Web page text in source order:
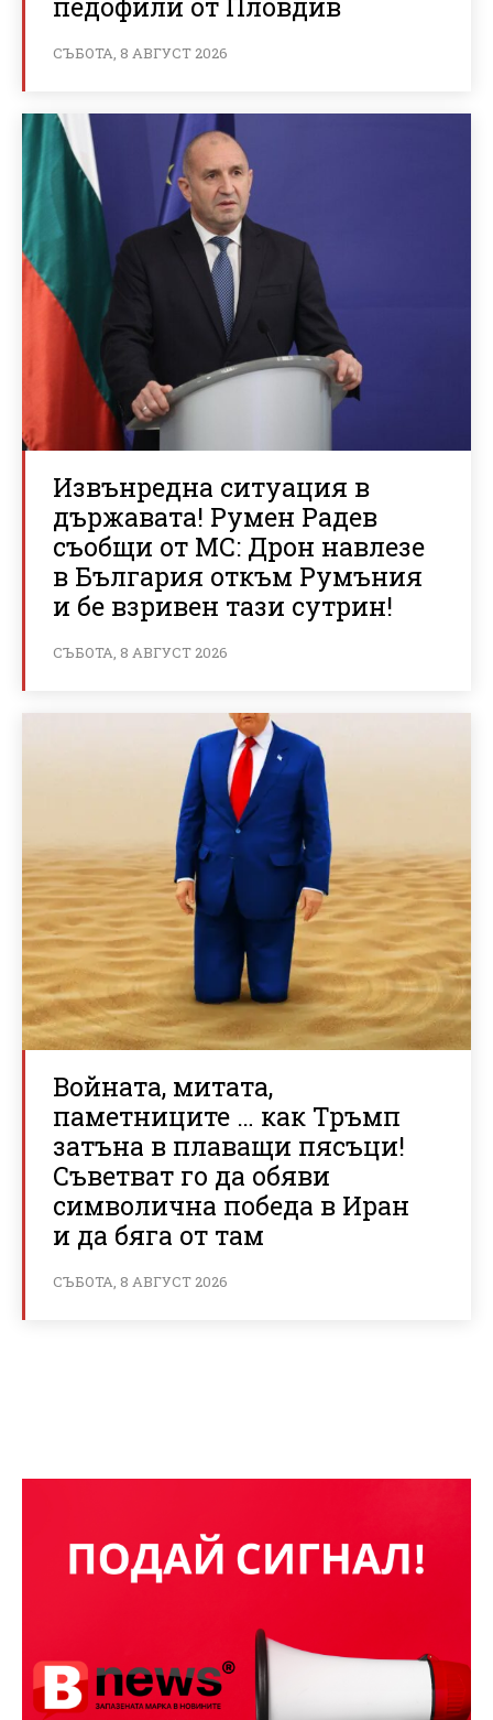
СЪБОТА, 8 АВГУСТ 2026
Извънредна ситуация в
държавата! Румен Радев
съобщи от МС: Дрон навлезе
в България откъм Румъния
и бе взривен тази сутрин!
СЪБОТА, 8 АВГУСТ 2026
Войната, митата,
паметниците … как Тръмп
затъна в плаващи пясъци!
Съветват го да обяви
символична победа в Иран
и да бяга от там
СЪБОТА, 8 АВГУСТ 2026